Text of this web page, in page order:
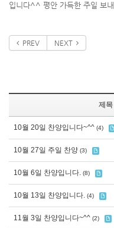
입니다^^ 평안 가득한 주일 보
PREV NEXT
제목
10월 20일 찬양입니다~^^ (4)
10월 27일 주일 찬양 (3)
10월 6일 찬양입니다. (8)
10월 13일 찬양입니다. (4)
11월 3일 찬양입니다~^^ (2)